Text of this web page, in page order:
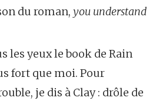
du roman, you understand
les yeux le book de Rain
fort que moi. Pour
je dis à Clay : drôle de